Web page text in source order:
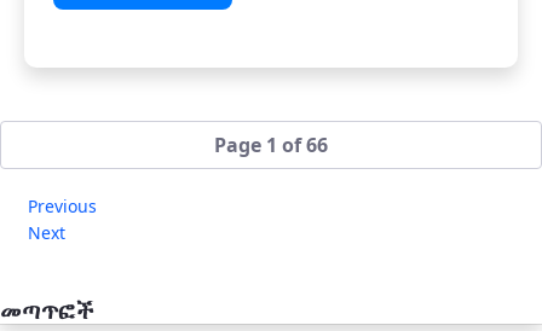
Page 1 of 66
Previous
Next
መጣጥፎች